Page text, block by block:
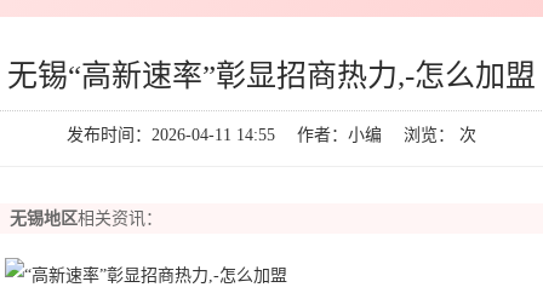
无锡“高新速率”彰显招商热力,-怎么加盟
发布时间：2026-04-11 14:55 作者：小编 浏览： 次
无锡地区相关资讯：